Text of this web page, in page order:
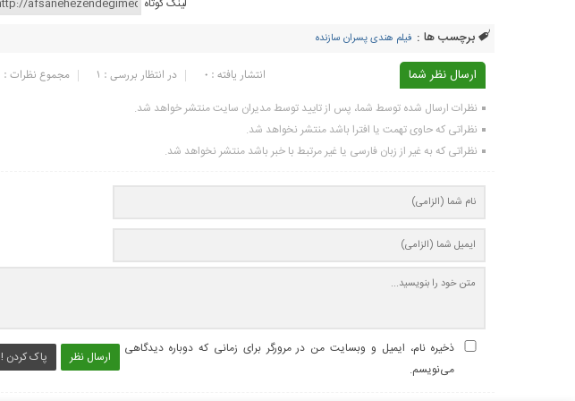
لینک کوتاه
برچسب ها : فیلم هندی پسران سازنده
ارسال نظر شما مجموع نظرات : 1 در انتظار بررسی : 1 انتشار یافته : ۰
نظرات ارسال شده توسط شما، پس از تایید توسط مدیران سایت منتشر خواهد شد.
نظراتی که حاوی تهمت یا افترا باشد منتشر نخواهد شد.
نظراتی که به غیر از زبان فارسی یا غیر مرتبط با خبر باشد منتشر نخواهد شد.
ارسال نظر پاک کردن !
ذخیره نام، ایمیل و وبسایت من در مرورگر برای زمانی که دوباره دیدگاهی
می‌نویسم.